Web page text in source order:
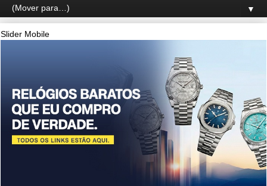
▼
Slider Mobile